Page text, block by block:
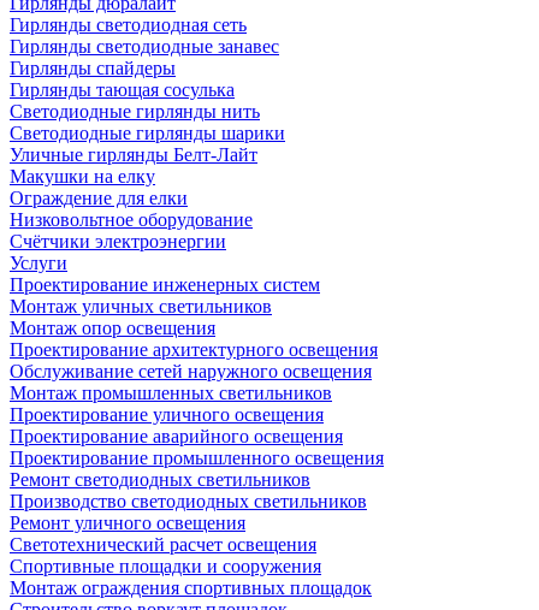
Гирлянды светодиодная сеть
Гирлянды светодиодные занавес
Гирлянды спайдеры
Гирлянды тающая сосулька
Светодиодные гирлянды нить
Светодиодные гирлянды шарики
Уличные гирлянды Белт-Лайт
Макушки на елку
Ограждение для елки
Низковольтное оборудование
Счётчики электроэнергии
Услуги
Проектирование инженерных систем
Монтаж уличных светильников
Монтаж опор освещения
Проектирование архитектурного освещения
Обслуживание сетей наружного освещения
Монтаж промышленных светильников
Проектирование уличного освещения
Проектирование аварийного освещения
Проектирование промышленного освещения
Ремонт светодиодных светильников
Производство светодиодных светильников
Ремонт уличного освещения
Светотехнический расчет освещения
Спортивные площадки и сооружения
Монтаж ограждения спортивных площадок